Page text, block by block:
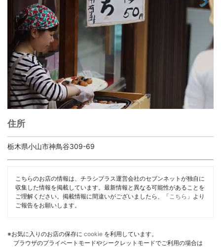
住所
栃木県小山市神鳥谷309-69
こちらのお店の情報は、チラシプラス運営会社のセブンネットが独自に
収集した情報を掲載しています。最新情報と異なる可能性があることを
ご理解ください。掲載情報に間違いがございましたら、「 こちら 」より
ご報告をお願いします。
※お気に入りのお店の保存に cookie を利用しています。
ブラウザのプライベートモードやシークレットモードでご利用の場合は